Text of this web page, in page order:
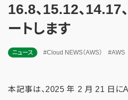
16.8、15.12、14.17
ートします
ニュース #Cloud NEWS（AWS） #AWS
本記事は、2025 年 2 月 21 日に